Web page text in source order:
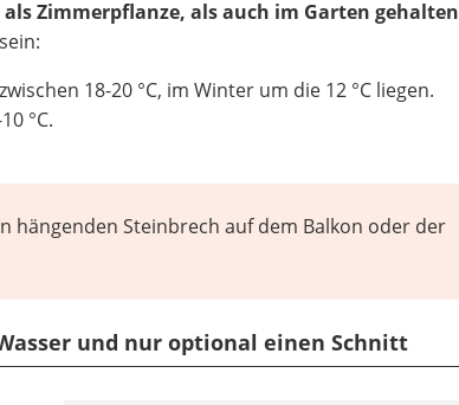
Zimmerpflanze, als auch im Garten gehalten
18-20 °C, im Winter um die 12 °C liegen.
°C.
hängenden Steinbrech auf dem Balkon oder der
und nur optional einen Schnitt